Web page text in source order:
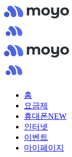
홈
요금제
휴대폰NEW
인터넷
이벤트
마이페이지